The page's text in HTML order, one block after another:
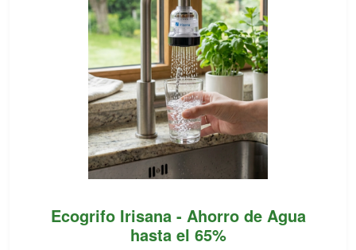
Ecogrifo Irisana - Ahorro de Agua
hasta el 65%